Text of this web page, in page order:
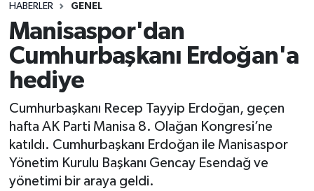
HABERLER GENEL
Manisaspor'dan
Cumhurbaşkanı Erdoğan'a
hediye
Cumhurbaşkanı Recep Tayyip Erdoğan, geçen
hafta AK Parti Manisa 8. Olağan Kongresi’ne
katıldı. Cumhurbaşkanı Erdoğan ile Manisaspor
Yönetim Kurulu Başkanı Gencay Esendağ ve
yönetimi bir araya geldi.
Süper Lig Puan Durumu ve Fikstür
Tüm Manşetler
Son Dakika Haberleri
Haber Arşivi